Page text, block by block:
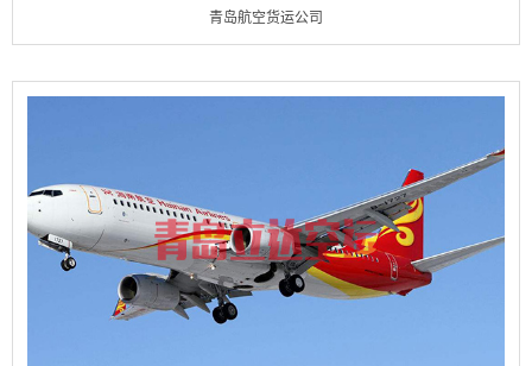
青岛航空货运公司